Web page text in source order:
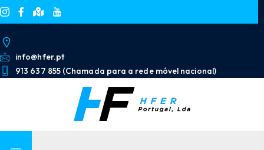
info@hfer.pt
913 637 855 (Chamada para a rede móvel nacional)